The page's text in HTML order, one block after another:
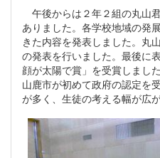
午後からは２年２組の丸山
ありました。各学校地域の発
きた内容を発表しました。丸
の発表を行いました。最後に
顔が太陽で賞」を受賞しまし
山鹿市が初めて政府の認定を
が多く、生徒の考える幅が広